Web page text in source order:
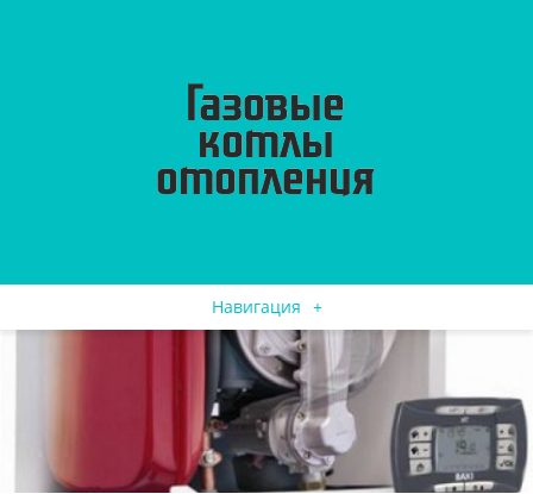
Навигация +